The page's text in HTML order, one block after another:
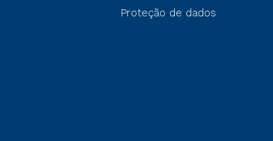
Proteção de dados